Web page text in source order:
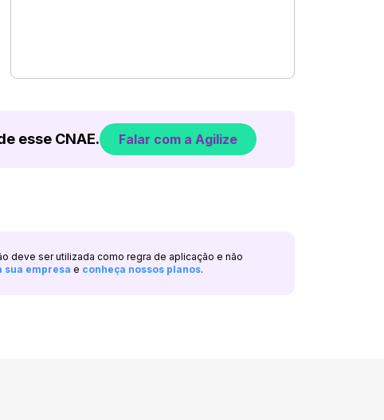
esse CNAE. Falar com a Agilize
deve ser utilizada como regra de aplicação e não
sua empresa e conheça nossos planos.